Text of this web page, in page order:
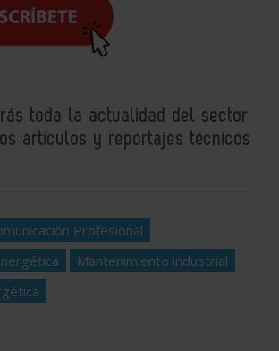
toda la actualidad del sector
artículos y reportajes técnicos
Profesional
Mantenimiento industrial